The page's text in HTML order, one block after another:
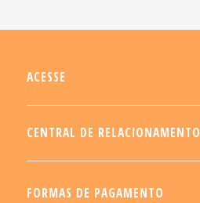
ACESSE
CENTRAL DE RELACIONAMENTO
FORMAS DE PAGAMENTO